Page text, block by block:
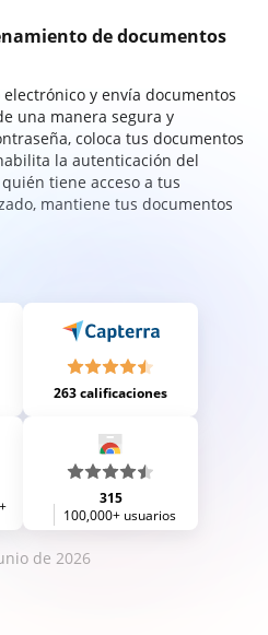
de documentos
y envía documentos
una manera segura y
coloca tus documentos
la autenticación del
tiene acceso a tus
mantiene tus documentos
263 calificaciones
315
100,000+ usuarios
de 2026